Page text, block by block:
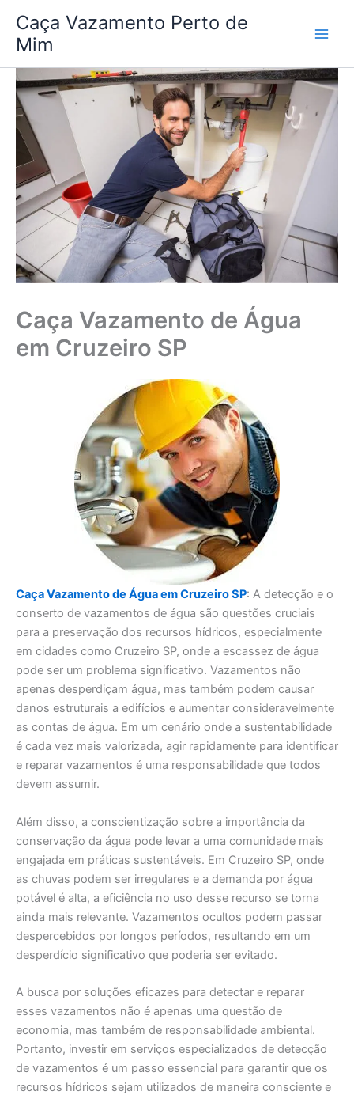
para
conteúdo
Caça Vazamento Perto de
Mim
Caça Vazamento de Água
em Cruzeiro SP
Caça Vazamento de Água em Cruzeiro SP: A detecção e o
conserto de vazamentos de água são questões cruciais
para a preservação dos recursos hídricos, especialmente
em cidades como Cruzeiro SP, onde a escassez de água
pode ser um problema significativo. Vazamentos não
apenas desperdiçam água, mas também podem causar
danos estruturais a edifícios e aumentar consideravelmente
as contas de água. Em um cenário onde a sustentabilidade
é cada vez mais valorizada, agir rapidamente para identificar
e reparar vazamentos é uma responsabilidade que todos
devem assumir.
Além disso, a conscientização sobre a importância da
conservação da água pode levar a uma comunidade mais
engajada em práticas sustentáveis. Em Cruzeiro SP, onde
as chuvas podem ser irregulares e a demanda por água
potável é alta, a eficiência no uso desse recurso se torna
ainda mais relevante. Vazamentos ocultos podem passar
despercebidos por longos períodos, resultando em um
desperdício significativo que poderia ser evitado.
A busca por soluções eficazes para detectar e reparar
esses vazamentos não é apenas uma questão de
economia, mas também de responsabilidade ambiental.
Portanto, investir em serviços especializados de detecção
de vazamentos é um passo essencial para garantir que os
recursos hídricos sejam utilizados de maneira consciente e